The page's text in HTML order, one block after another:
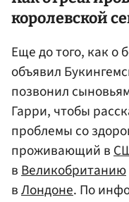
королевской
Еще до того, как о
объявил
позвонил
Гарри, чтобы
проблемы со
проживающий в
вВеликобританию
вЛондоне. По